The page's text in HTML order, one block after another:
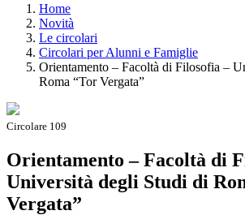
Home
Novità
Le circolari
Circolari per Alunni e Famiglie
Orientamento – Facoltà di Filosofia –
Roma “Tor Vergata”
Circolare 109
Orientamento – Facoltà di
Università degli Studi di
Vergata”